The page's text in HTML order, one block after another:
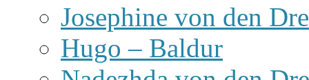
Josephine von den
Hugo – Baldur